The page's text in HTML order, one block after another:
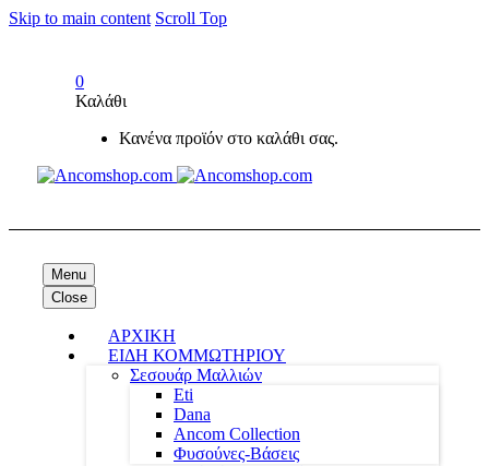
Skip to main content Scroll Top
0
Καλάθι
Κανένα προϊόν στο καλάθι σας.
Menu
Close
ΑΡΧΙΚΗ
ΕΙΔΗ ΚΟΜΜΩΤΗΡΙΟΥ
Σεσουάρ Μαλλιών
Eti
Dana
Ancom Collection
Φυσούνες-Βάσεις